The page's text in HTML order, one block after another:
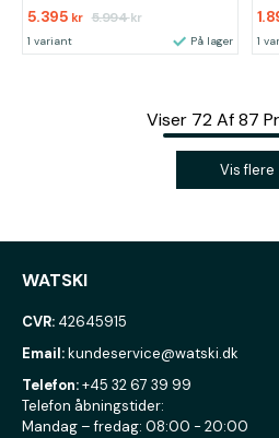
5.395 kr 5.994kr
1 variant På lager 1
Viser 72 Af 87
Vis flere
WATSKI
CVR: 42645915
Email:kundeservice@watski.dk
Telefon:+45 32 67 39 99
Telefon åbningstider:
Mandag – fredag: 08:00 - 20:00